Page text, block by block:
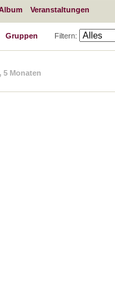
Veranstaltungen
Gruppen Filtern:
5 Monaten